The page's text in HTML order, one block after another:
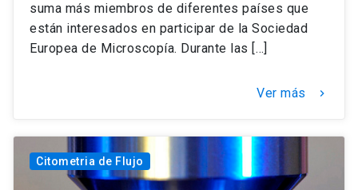
suma más miembros de diferentes países que
están interesados en participar de la Sociedad
Europea de Microscopía. Durante las […]
Ver más keyboard_arrow_right
Citometria de Flujo